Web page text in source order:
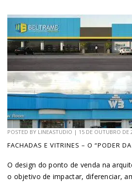
POSTED BY LINEASTUDIO | 15 DE OUTUBRO DE
FACHADAS E VITRINES – O “PODER
O design do ponto de venda na
o objetivo de impactar, diferenciar,